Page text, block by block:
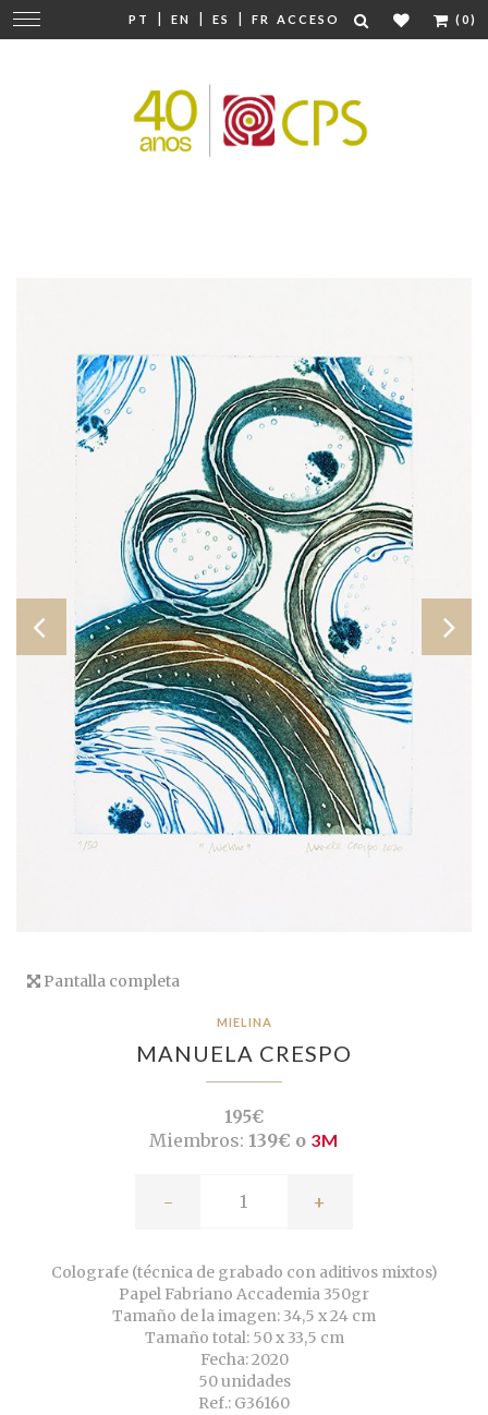
PT | EN | ES | FR ACCESO (0)
Cambiar
navegación
Pantalla completa
MIELINA
MANUELA CRESPO
195€
Miembros: 139€ o 3M
- +
Colografe (técnica de grabado con aditivos mixtos)
Papel Fabriano Accademia 350gr
Tamaño de la imagen: 34,5 x 24 cm
Tamaño total: 50 x 33,5 cm
Fecha: 2020
50 unidades
Ref.: G36160